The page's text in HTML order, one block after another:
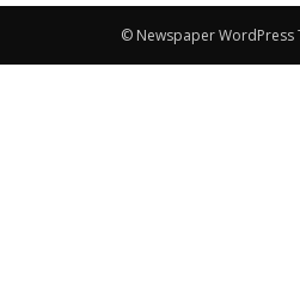
© Newspaper WordPress